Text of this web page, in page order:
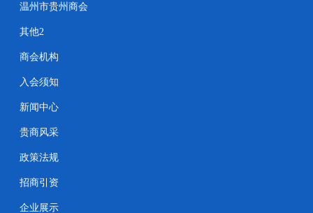
温州市贵州商会
其他2
商会机构
入会须知
新闻中心
贵商风采
政策法规
招商引资
企业展示